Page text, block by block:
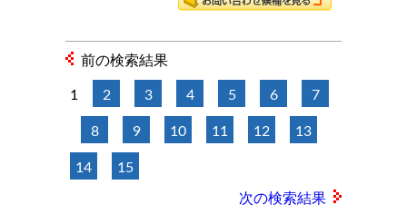
前の検索結果
1 2 3 4 5 6 7
8 9 10 11 12 13
14 15
次の検索結果